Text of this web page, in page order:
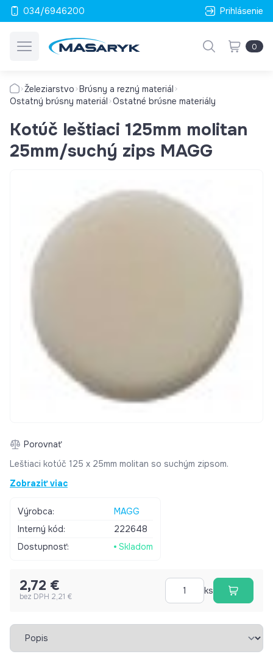
034/6946200 Prihlásenie
0
Železiarstvo Brúsny a rezný materiál
Ostatný brúsny materiál Ostatné brúsne materiály
Kotúč leštiaci 125mm molitan
25mm/suchý zips MAGG
Porovnať
Leštiaci kotúč 125 x 25mm molitan so suchým zipsom.
Zobraziť viac
Výrobca:
MAGG
Interný kód:
222648
Dostupnosť:
Skladom
2,72 €
bez DPH 2,21 €
ks
Vybrať záložku